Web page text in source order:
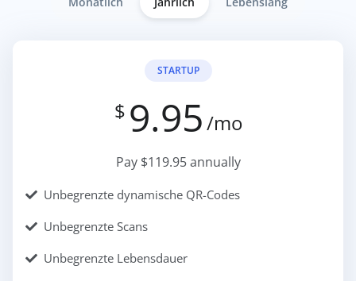
STARTUP
$ 9.95/mo
Pay $119.95 annually
Unbegrenzte dynamische QR-Codes
Unbegrenzte Scans
Unbegrenzte Lebensdauer